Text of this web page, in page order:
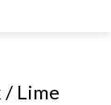
/ Lime